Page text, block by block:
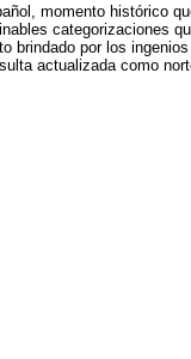
momento histórico
categorizaciones
brindado por los
actualizada como